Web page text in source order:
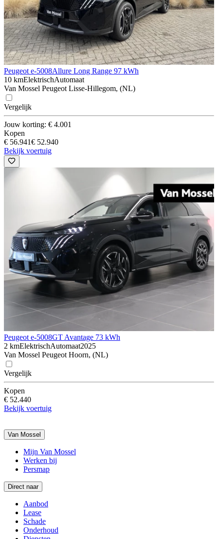
Peugeot e-5008Allure Long Range 97 kWh
10 kmElektrischAutomaat
Van Mossel Peugeot Lisse-Hillegom, (NL)
Vergelijk
Jouw korting: € 4.001
Kopen
€ 56.941€ 52.940
Bekijk voertuig
Peugeot e-5008GT Avantage 73 kWh
2 kmElektrischAutomaat2025
Van Mossel Peugeot Hoorn, (NL)
Vergelijk
Kopen
€ 52.440
Bekijk voertuig
Van Mossel
Mijn Van Mossel
Werken bij
Persmap
Direct naar
Aanbod
Lease
Schade
Onderhoud